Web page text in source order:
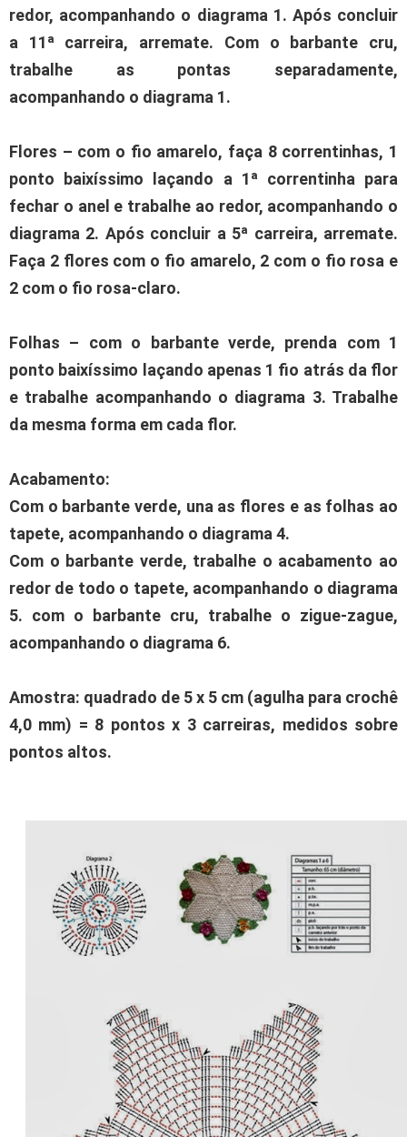
redor, acompanhando o diagrama 1. Após concluir
a 11ª carreira, arremate. Com o barbante cru,
trabalhe as pontas separadamente,
acompanhando o diagrama 1.
Flores – com o fio amarelo, faça 8 correntinhas, 1
ponto baixíssimo laçando a 1ª correntinha para
fechar o anel e trabalhe ao redor, acompanhando o
diagrama 2. Após concluir a 5ª carreira, arremate.
Faça 2 flores com o fio amarelo, 2 com o fio rosa e
2 com o fio rosa-claro.
Folhas – com o barbante verde, prenda com 1
ponto baixíssimo laçando apenas 1 fio atrás da flor
e trabalhe acompanhando o diagrama 3. Trabalhe
da mesma forma em cada flor.
Acabamento:
Com o barbante verde, una as flores e as folhas ao
tapete, acompanhando o diagrama 4.
Com o barbante verde, trabalhe o acabamento ao
redor de todo o tapete, acompanhando o diagrama
5. com o barbante cru, trabalhe o zigue-zague,
acompanhando o diagrama 6.
Amostra: quadrado de 5 x 5 cm (agulha para crochê
4,0 mm) = 8 pontos x 3 carreiras, medidos sobre
pontos altos.